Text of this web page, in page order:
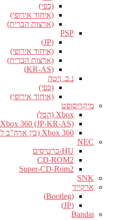
(כפי)
(איחוד אירופי)
(ארצות הברית)
PSP
(JP)
(איחוד אירופי)
(ארצות הברית)
(KR-AS)
נ.ב. ויטה
(כפי)
(איחוד אירופי)
מיקרוסופט
Xbox (הכל)
Xbox 360 (JP-KR-AS)
Xbox 360 (בין ארה"ב לאיחוד אירופי)
NEC
HU-כרטיסים
CD-ROM2
Super-CD-Rom2
SNK
ארקייד
(Bootleg)
(JP)
Bandai